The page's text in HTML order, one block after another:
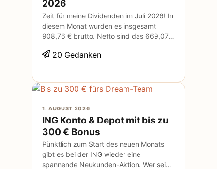
2026
Zeit für meine Dividenden im Juli 2026! In
diesem Monat wurden es insgesamt
908,76 € brutto. Netto sind das 669,07
bei Scalable Capital*: Diesen ETF habe
20 Gedanken
1. AUGUST 2026
ING Konto & Depot mit bis zu
300 € Bonus
Pünktlich zum Start des neuen Monats
gibt es bei der ING wieder eine
spannende Neukunden-Aktion. Wer sein